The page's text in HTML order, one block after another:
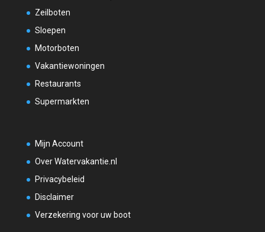
Zeilboten
Sloepen
Motorboten
Vakantiewoningen
Restaurants
Supermarkten
Mijn Account
Over Watervakantie.nl
Privacybeleid
Disclaimer
Verzekering voor uw boot